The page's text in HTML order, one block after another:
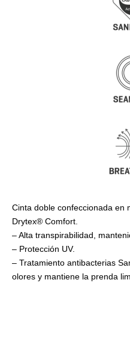
Cinta doble confeccionada en
Drytex® Comfort.
– Alta transpirabilidad,
– Protección UV.
– Tratamiento antibacterias
olores y mantiene la prenda